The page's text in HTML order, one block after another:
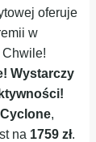
oferuje
w
Chwile!
Wystarczy
,
na 1759 zł.